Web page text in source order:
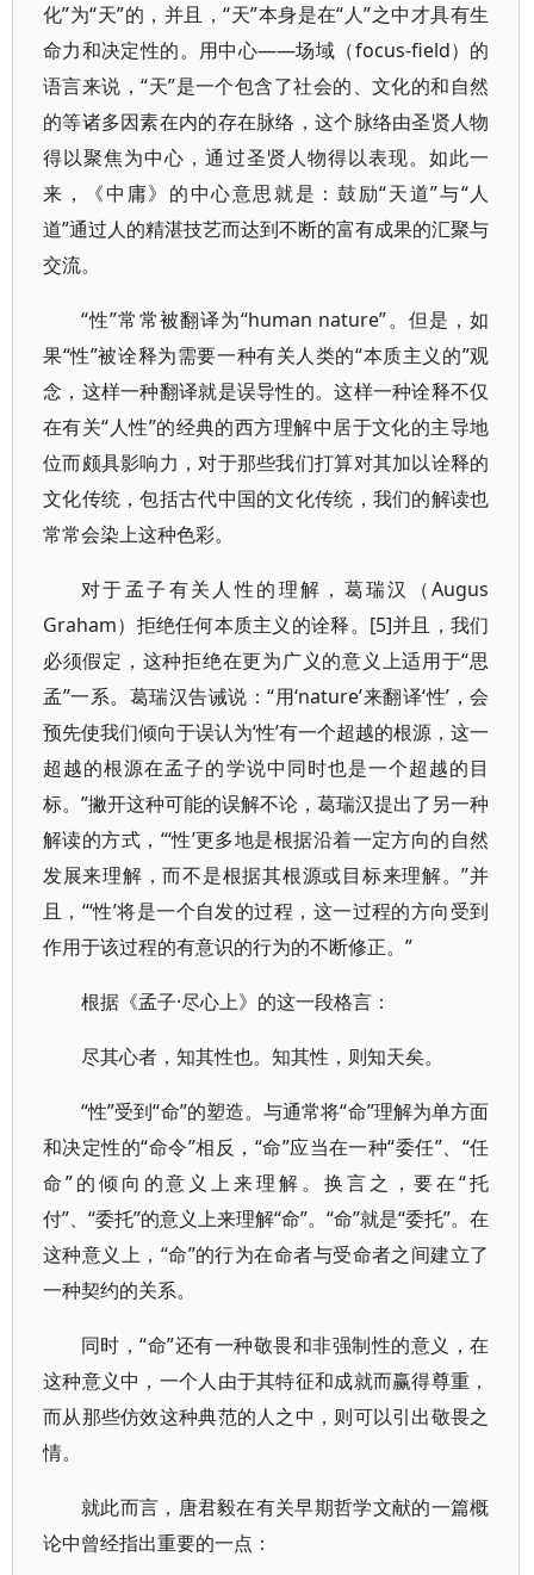
化”为“天”的，并且，“天”本身是在“人”之中才具有生
命力和决定性的。用中心——场域（focus-field）的
语言来说，“天”是一个包含了社会的、文化的和自然
的等诸多因素在内的存在脉络，这个脉络由圣贤人物
得以聚焦为中心，通过圣贤人物得以表现。如此一
来，《中庸》的中心意思就是：鼓励“天道”与“人
道”通过人的精湛技艺而达到不断的富有成果的汇聚与
交流。
“性”常常被翻译为“human nature”。但是，如
果“性”被诠释为需要一种有关人类的“本质主义的”观
念，这样一种翻译就是误导性的。这样一种诠释不仅
在有关“人性”的经典的西方理解中居于文化的主导地
位而颇具影响力，对于那些我们打算对其加以诠释的
文化传统，包括古代中国的文化传统，我们的解读也
常常会染上这种色彩。
对于孟子有关人性的理解，葛瑞汉（Augus
Graham）拒绝任何本质主义的诠释。[5]并且，我们
必须假定，这种拒绝在更为广义的意义上适用于“思
孟”一系。葛瑞汉告诫说：“用‘nature’来翻译‘性’，会
预先使我们倾向于误认为‘性’有一个超越的根源，这一
超越的根源在孟子的学说中同时也是一个超越的目
标。”撇开这种可能的误解不论，葛瑞汉提出了另一种
解读的方式，“‘性’更多地是根据沿着一定方向的自然
发展来理解，而不是根据其根源或目标来理解。”并
且，“‘性’将是一个自发的过程，这一过程的方向受到
作用于该过程的有意识的行为的不断修正。”
根据《孟子·尽心上》的这一段格言：
尽其心者，知其性也。知其性，则知天矣。
“性”受到“命”的塑造。与通常将“命”理解为单方面
和决定性的“命令”相反，“命”应当在一种“委任”、“任
命”的倾向的意义上来理解。换言之，要在“托
付”、“委托”的意义上来理解“命”。“命”就是“委托”。在
这种意义上，“命”的行为在命者与受命者之间建立了
一种契约的关系。
同时，“命”还有一种敬畏和非强制性的意义，在
这种意义中，一个人由于其特征和成就而赢得尊重，
而从那些仿效这种典范的人之中，则可以引出敬畏之
情。
就此而言，唐君毅在有关早期哲学文献的一篇概
论中曾经指出重要的一点：